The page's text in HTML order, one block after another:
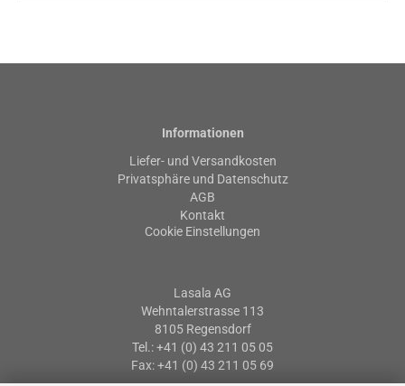
Informationen
Liefer- und Versandkosten
Privatsphäre und Datenschutz
AGB
Kontakt
Cookie Einstellungen
Lasala AG
Wehntalerstrasse 113
8105 Regensdorf
Tel.: +41 (0) 43 211 05 05
Fax: +41 (0) 43 211 05 69